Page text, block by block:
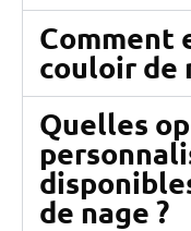
Comment
couloir de
Quelles
de nage ?